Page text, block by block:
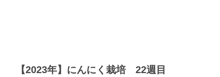
【2023年】にんにく栽培 22週目